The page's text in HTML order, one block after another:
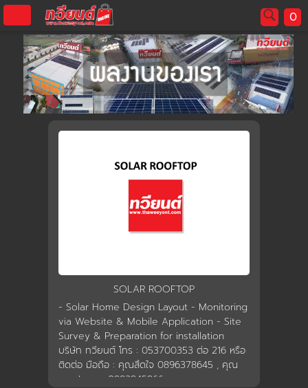
username
password
LOGIN
ลืมรหัสผ่าน?
การชำระเงิน
ขั้นตอนการสั่งซื้อ
0
SOLAR ROOFTOP
- Solar Home Design Layout - Monitoring
via Website & Mobile Application - Site
Survey & Preparation for installation
บริษัท ทวียนต์ โทร : 053700353 ต่อ 216 หรือ
ติดต่อ มือถือ : คุณสึดใจ 0896378645 , คุณ
ดาวประกาย 0982945966